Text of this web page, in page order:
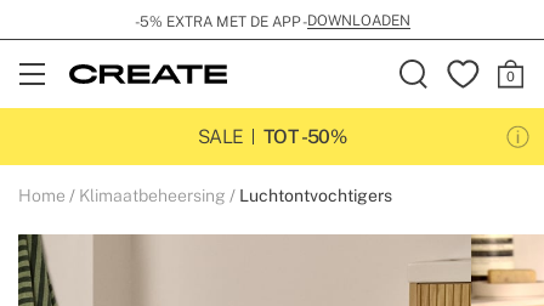
-5% EXTRA MET DE APP -DOWNLOADEN
Open
Menu
SALE
TOT -50%
Home Klimaatbeheersing Luchtontvochtigers